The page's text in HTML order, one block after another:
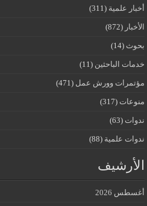
أخبار علمية (311)
الأخبار (872)
بحوث (14)
خدمات الباحثين (11)
مؤتمرات وورش عمل (471)
منوعات (317)
ندوات (63)
ندوات علمية (88)
الأرشيف
أغسطس 2026